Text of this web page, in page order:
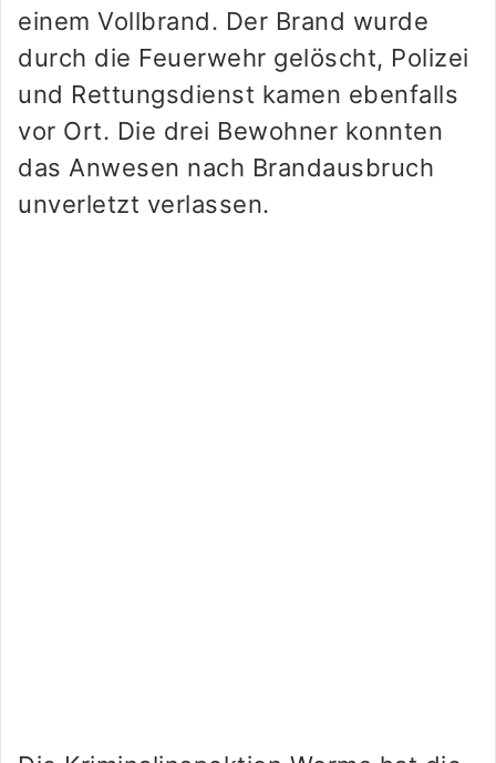
einem Vollbrand. Der Brand wurde
durch die Feuerwehr gelöscht, Polizei
und Rettungsdienst kamen ebenfalls
vor Ort. Die drei Bewohner konnten
das Anwesen nach Brandausbruch
unverletzt verlassen.